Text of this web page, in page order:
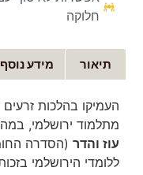
חלוקה
תיאור מידע נוסף
העמיקו בהלכות
מתלמוד ירושלמי,
עוז והדר(הסדרה
ללומדי הירושלמי